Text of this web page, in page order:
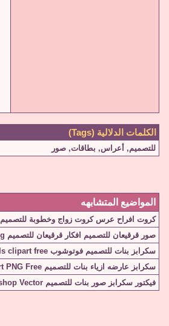
الكلمات الدلالية (Tags)
للتصميم, أعراس, بطاقات, صور
المواضيع المتشابهه
كروت افراح عرس كروت زواج وخطوبة للتصميم png
صور قرقيعان للتصميم افكار قرقيعان للتصميم png
سكرابز بنات للتصميم فوتوشوب cute girls clipart free
سكرابز عارضه ازياء بنات للتصميم Fashion Girls Clipart PNG Free
فيكتور سكرابز صور بنات للتصميم Fashion Girls Photoshop Vector